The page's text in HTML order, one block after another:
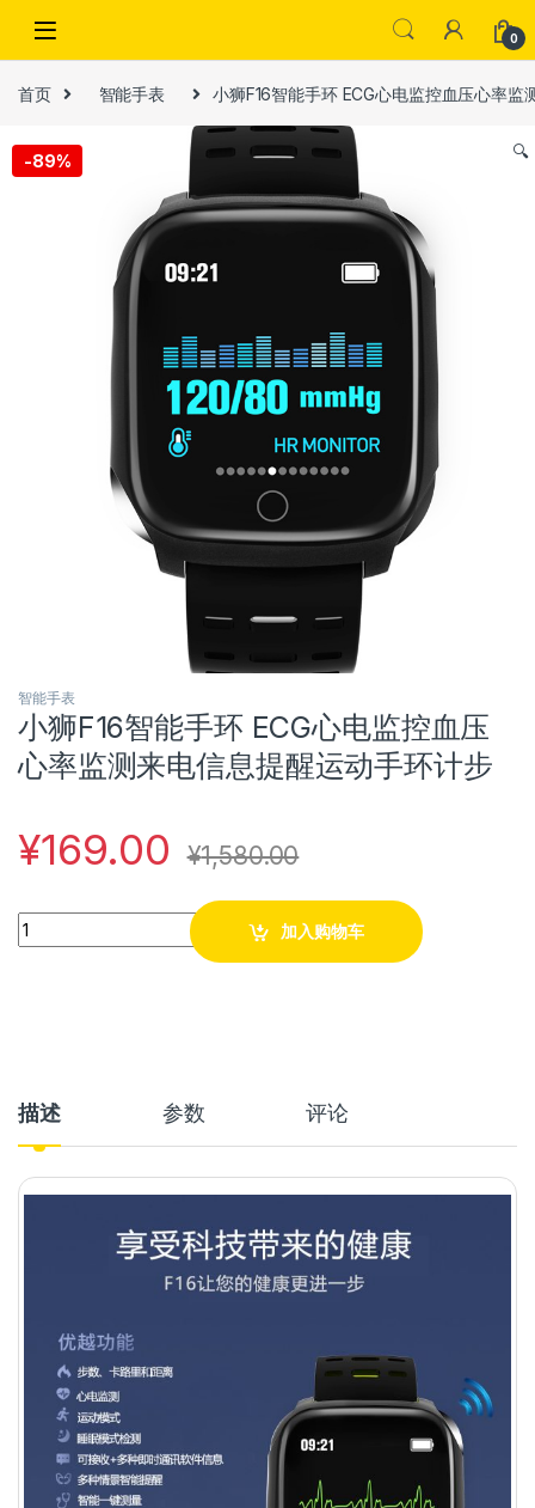
0
首页 智能手表 小狮F16智能手环 ECG心电监控血压心率监
-89% 🔍
智能手表
小狮F16智能手环 ECG心电监控血压
心率监测来电信息提醒运动手环计步
¥169.00 ¥1,580.00
Quantity
加入购物车
描述 参数 评论